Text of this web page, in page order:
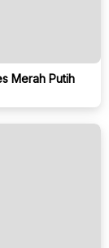
Merah Putih